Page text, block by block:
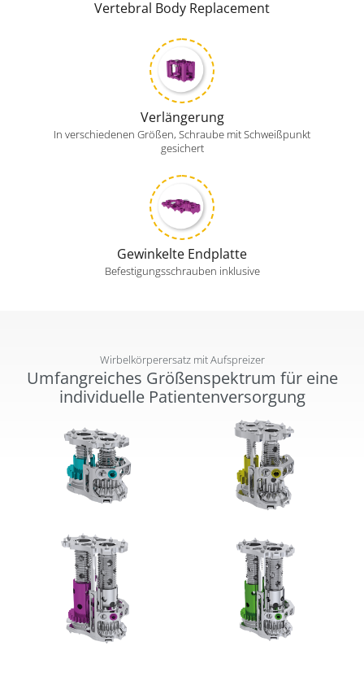
Vertebral Body Replacement
Verlängerung
In verschiedenen Größen, Schraube mit Schweißpunkt
gesichert
Gewinkelte Endplatte
Befestigungsschrauben inklusive
Wirbelkörperersatz mit Aufspreizer
Umfangreiches Größenspektrum für eine
individuelle Patientenversorgung